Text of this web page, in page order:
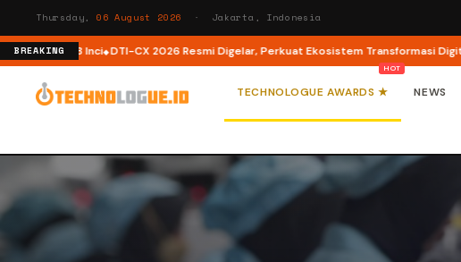
Thursday, 06 August 2026 · Jakarta, Indonesia
BREAKING
98 Inci DTI-CX 2026 Resmi Digelar, Perkuat Ekosistem Transformasi Digital Nasional
TECHNOLOGUE AWARDS ★ NEWS